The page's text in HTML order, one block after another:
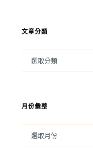
文章分類
月份彙整